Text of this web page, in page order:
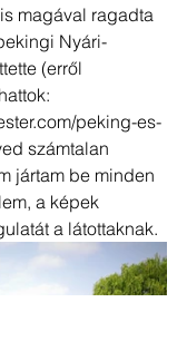
magával ragadta
Nyári-
(erről
peking-es-
számtalan
jártam be minden
a képek
a látottaknak.